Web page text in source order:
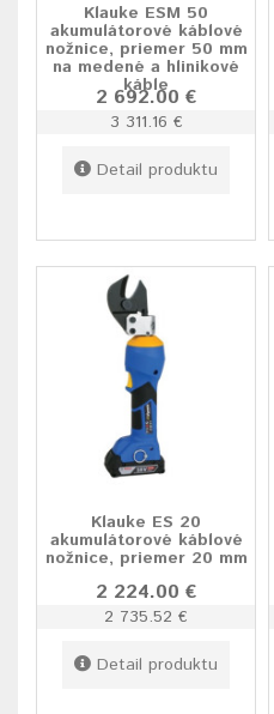
Klauke ESM 50
akumulátorové káblové
nožnice, priemer 50 mm
na medené a hlinikové
káble
2 692.00 €
3 311.16 €
Detail produktu
Klauke ES 20
akumulátorové káblové
nožnice, priemer 20 mm
2 224.00 €
2 735.52 €
Detail produktu